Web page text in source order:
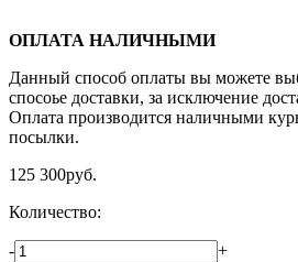
ОПЛАТА НАЛИЧНЫМИ
Данный способ оплаты вы можете
спосоье доставки, за исключение
Оплата производится наличными
посылки.
125 300руб.
Количество:
-
+